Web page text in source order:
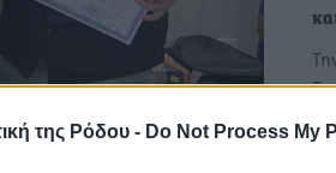
της Ρόδου - Do Not Process My